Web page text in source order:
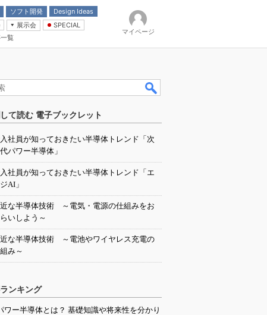
ソフト開発
Design Ideas
展示会
SPECIAL
覧
マイページ
て読む 電子ブックレット
社員が知っておきたい半導体トレンド「次
パワー半導体」
社員が知っておきたい半導体トレンド「エ
AI」
な半導体技術 ～電気・電源の仕組みをお
いしよう～
な半導体技術 ～電池やワイヤレス充電の
み～
ンキング
ワー半導体とは？ 基礎知識や将来性を分かり